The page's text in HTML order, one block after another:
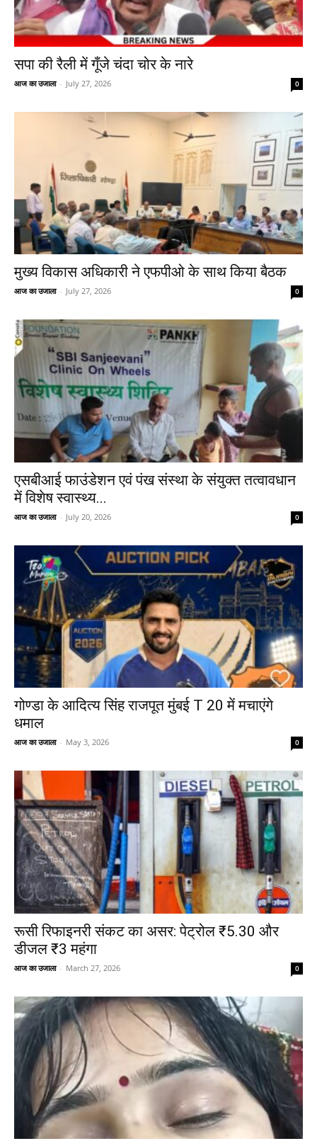
सपा की रैली में गूँजे चंदा चोर के नारे
आज का उजाला - July 27, 2026 0
मुख्य विकास अधिकारी ने एफपीओ के साथ किया बैठक
आज का उजाला - July 27, 2026 0
एसबीआई फाउंडेशन एवं पंख संस्था के संयुक्त तत्वावधान
में विशेष स्वास्थ्य...
आज का उजाला - July 20, 2026 0
गोण्डा के आदित्य सिंह राजपूत मुंबई T 20 में मचाएंगे
धमाल
आज का उजाला - May 3, 2026 0
रूसी रिफाइनरी संकट का असर: पेट्रोल ₹5.30 और
डीजल ₹3 महंगा
आज का उजाला - March 27, 2026 0